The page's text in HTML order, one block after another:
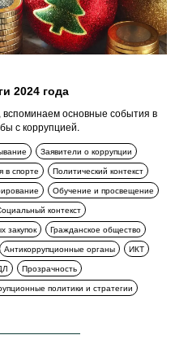
2024 года
вспоминаем основные события в
с коррупцией.
Заявители о коррупции
в спорте
Политический контекст
Обучение и просвещение
контекст
закупок
Гражданское общество
Антикоррупционные органы
ИКТ
Прозрачность
политики и стратегии